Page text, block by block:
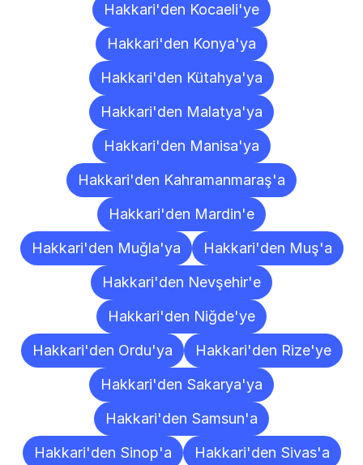
Hakkari'den Kocaeli'ye
Hakkari'den Konya'ya
Hakkari'den Kütahya'ya
Hakkari'den Malatya'ya
Hakkari'den Manisa'ya
Hakkari'den Kahramanmaraş'a
Hakkari'den Mardin'e
Hakkari'den Muğla'ya
Hakkari'den Muş'a
Hakkari'den Nevşehir'e
Hakkari'den Niğde'ye
Hakkari'den Ordu'ya
Hakkari'den Rize'ye
Hakkari'den Sakarya'ya
Hakkari'den Samsun'a
Hakkari'den Sinop'a
Hakkari'den Sivas'a